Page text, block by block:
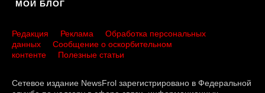
МОЙ БЛОГ
Редакция Реклама
Обработка персональных
данных
Сообщение о оскорбительном
контенте
Полезные статьи
Сетевое издание NewsFrol зарегистрировано в Федеральной